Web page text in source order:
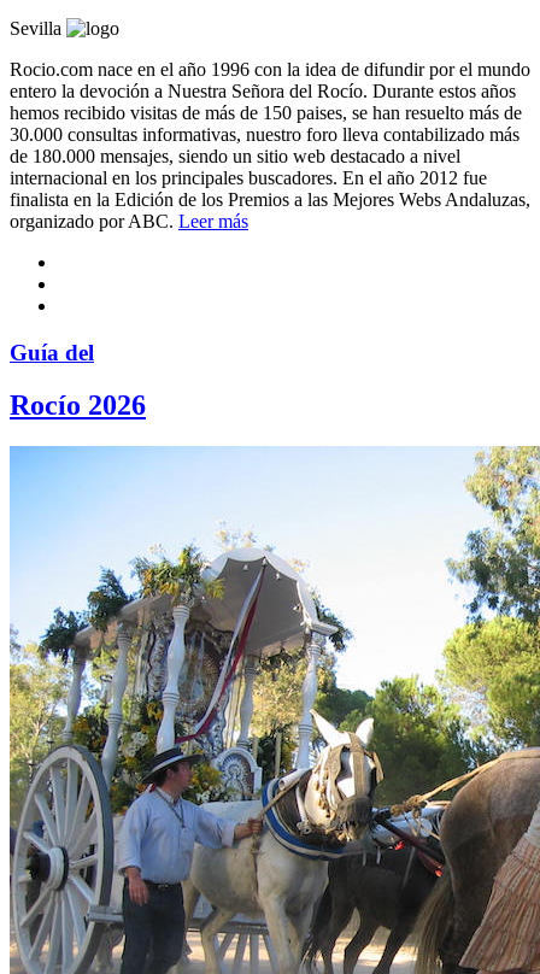
Sevilla
Rocio.com nace en el año 1996 con la idea de difundir por el mundo
entero la devoción a Nuestra Señora del Rocío. Durante estos años
hemos recibido visitas de más de 150 paises, se han resuelto más de
30.000 consultas informativas, nuestro foro lleva contabilizado más
de 180.000 mensajes, siendo un sitio web destacado a nivel
internacional en los principales buscadores. En el año 2012 fue
finalista en la Edición de los Premios a las Mejores Webs Andaluzas,
organizado por ABC. Leer más
Guía del
Rocío 2026